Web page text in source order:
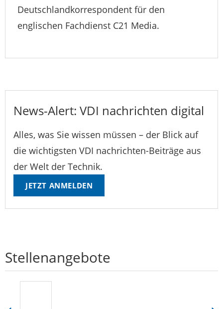
Deutschlandkorrespondent für den
englischen Fachdienst C21 Media.
News-Alert: VDI nachrichten digital
Alles, was Sie wissen müssen – der Blick auf
die wichtigsten VDI nachrichten-Beiträge aus
der Welt der Technik.
JETZT ANMELDEN
Stellenangebote